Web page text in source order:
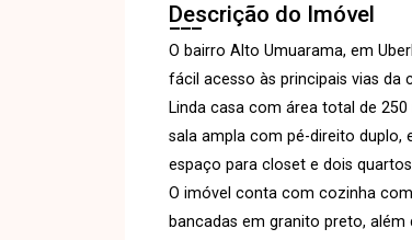
Descrição do Imóvel
O bairro Alto Umuarama, em
fácil acesso às principais vias da
Linda casa com área total de
sala ampla com pé-direito
espaço para closet e dois
O imóvel conta com cozinha
bancadas em granito preto,